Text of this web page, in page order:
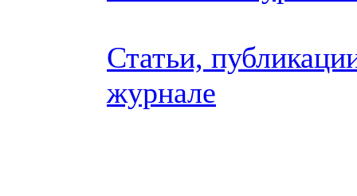
Статьи,
журнале